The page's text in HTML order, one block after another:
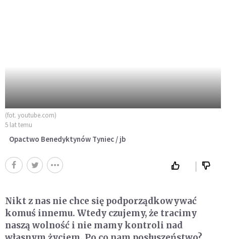
(fot. youtube.com)
5 lat temu
Opactwo Benedyktynów Tyniec / jb
Nikt z nas nie chce się podporządkowywać
komuś innemu. Wtedy czujemy, że tracimy
naszą wolność i nie mamy kontroli nad